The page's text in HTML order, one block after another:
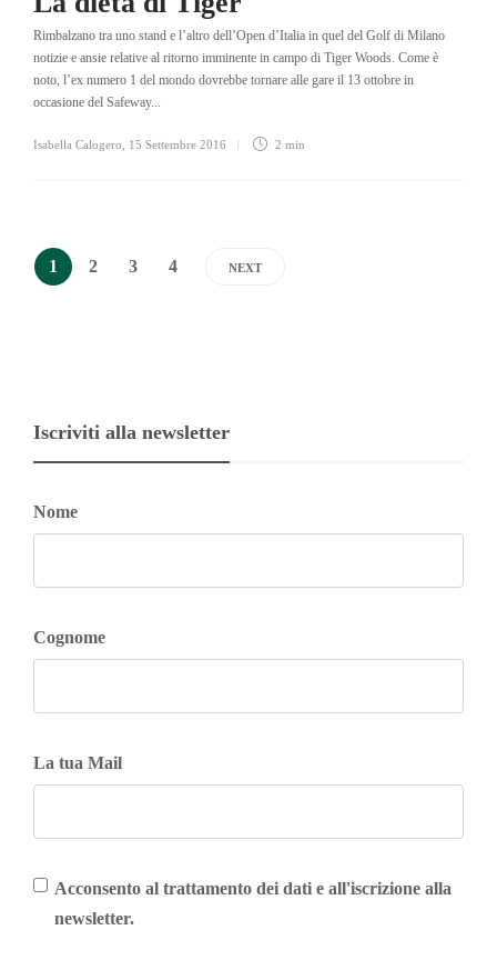
Rimbalzano tra uno stand e l’altro dell’Open d’Italia in quel del Golf di Milano
notizie e ansie relative al ritorno imminente in campo di Tiger Woods. Come è
noto, l’ex numero 1 del mondo dovrebbe tornare alle gare il 13 ottobre in
occasione del Safeway...
Isabella Calogero 15 Settembre 2016 2 min
1 2 3 4 NEXT
Iscriviti alla newsletter
Nome
Cognome
La tua Mail
Acconsento al trattamento dei dati e all'iscrizione alla
newsletter.